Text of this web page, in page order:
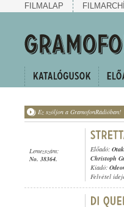
FILMALAP
Ez szóljon a GramofonRádióban!
Lemezszám:
No. 38364.
Előadó:
Christoph
Kiadó:
Felvétel